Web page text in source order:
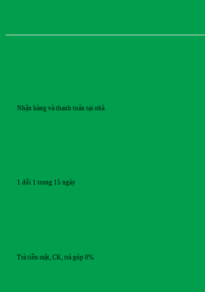
Nhận hàng và thanh toán tại nhà
1 đổi 1 trong 15 ngày
Trả tiền mặt, CK, trả góp 0%